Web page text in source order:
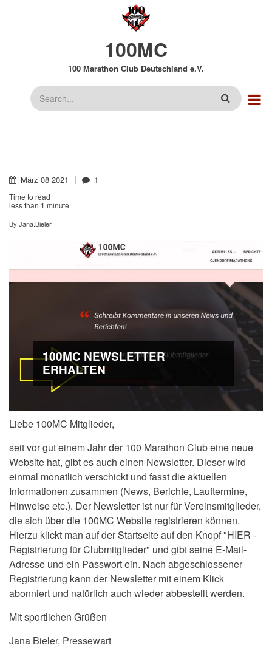
100MC
100 Marathon Club Deutschland e.V.
Suche
März 08 2021 1
Time to read
less than 1 minute
By Jana.Bieler
100MC NEWSLETTER
ERHALTEN
Liebe 100MC Mitglieder,
seit vor gut einem Jahr der 100 Marathon Club eine neue
Website hat, gibt es auch einen Newsletter. Dieser wird
einmal monatlich verschickt und fasst die aktuellen
Informationen zusammen (News, Berichte, Lauftermine,
Hinweise etc.). Der Newsletter ist nur für Vereinsmitglieder,
die sich über die 100MC Website registrieren können.
Hierzu klickt man auf der Startseite auf den Knopf "HIER -
Registrierung für Clubmitglieder" und gibt seine E-Mail-
Adresse und ein Passwort ein. Nach abgeschlossener
Registrierung kann der Newsletter mit einem Klick
abonniert und natürlich auch wieder abbestellt werden.
Mit sportlichen Grüßen
Jana Bieler, Pressewart